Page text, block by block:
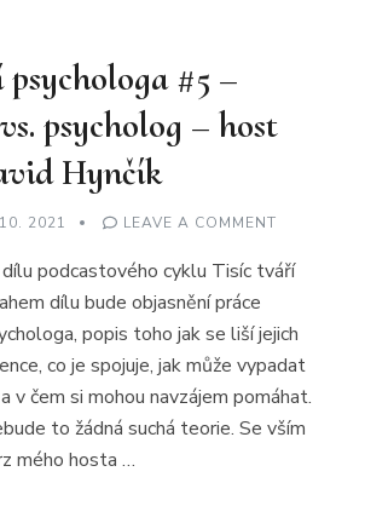
#5 –
psycholog – host
Hynčík
2021 LEAVE A COMMENT
PSYCHIATR
VS.
–
HOST
MUDR.
DAVID
podcastového cyklu Tisíc tváří
dílu bude objasnění práce
popis toho jak se liší jejich
co je spojuje, jak může vypadat
v čem si mohou navzájem pomáhat.
to žádná suchá teorie. Se vším
mého hosta …